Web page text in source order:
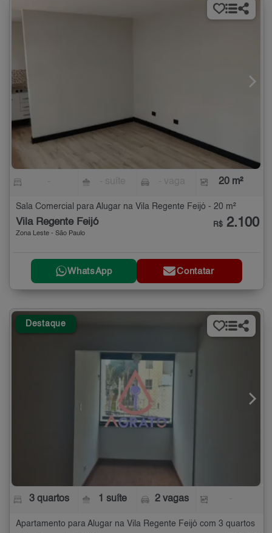
20 m²
Sala Comercial para Alugar na Vila Regente Feijó - 20 m²
Vila Regente Feijó
Zona Leste - São Paulo
R$ 2.100
WhatsApp Contatar
Destaque
3 quartos 1 suíte 2 vagas
Apartamento para Alugar na Vila Regente Feijó com 3 quartos